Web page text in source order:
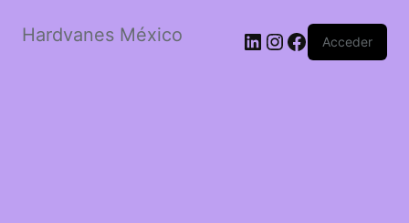
Hardvanes México LinkedIn
Instagram
Facebook
Acceder